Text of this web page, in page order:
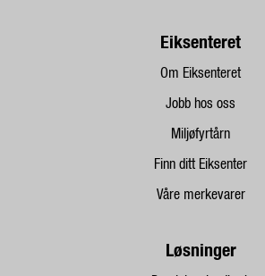
Eiksenteret
Om Eiksenteret
Jobb hos oss
Miljøfyrtårn
Finn ditt Eiksenter
Våre merkevarer
Løsninger